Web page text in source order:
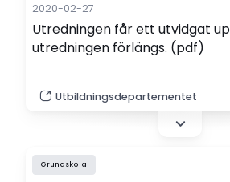
2020-02-27
Utredningen får ett utvidgat
utredningen förlängs. (pdf)
Utbildningsdepartementet
Grundskola